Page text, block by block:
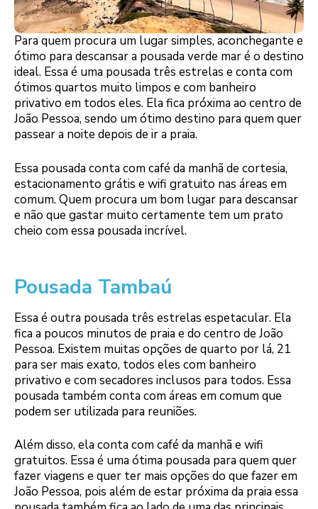
Para quem procura um lugar simples, aconchegante e
ótimo para descansar a pousada verde mar é o destino
ideal. Essa é uma pousada três estrelas e conta com
ótimos quartos muito limpos e com banheiro
privativo em todos eles. Ela fica próxima ao centro de
João Pessoa, sendo um ótimo destino para quem quer
passear a noite depois de ir a praia.
Essa pousada conta com café da manhã de cortesia,
estacionamento grátis e wifi gratuito nas áreas em
comum. Quem procura um bom lugar para descansar
e não que gastar muito certamente tem um prato
cheio com essa pousada incrível.
Pousada Tambaú
Essa é outra pousada três estrelas espetacular. Ela
fica a poucos minutos de praia e do centro de João
Pessoa. Existem muitas opções de quarto por lá, 21
para ser mais exato, todos eles com banheiro
privativo e com secadores inclusos para todos. Essa
pousada também conta com áreas em comum que
podem ser utilizada para reuniões.
Além disso, ela conta com café da manhã e wifi
gratuitos. Essa é uma ótima pousada para quem quer
fazer viagens e quer ter mais opções do que fazer em
João Pessoa, pois além de estar próxima da praia essa